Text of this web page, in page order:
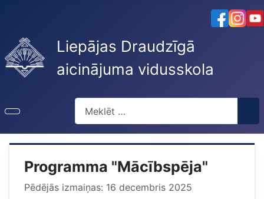
Liepājas Draudzīgā
aicinājuma vidusskola
Programma "Mācībspēja"
Pēdējās izmaiņas: 16 decembris 2025